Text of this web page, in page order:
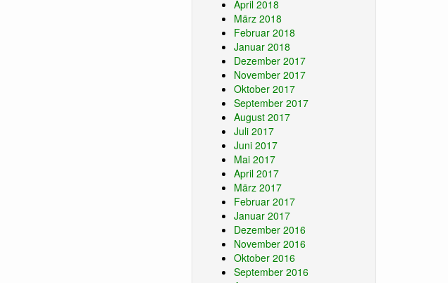
April 2018
März 2018
Februar 2018
Januar 2018
Dezember 2017
November 2017
Oktober 2017
September 2017
August 2017
Juli 2017
Juni 2017
Mai 2017
April 2017
März 2017
Februar 2017
Januar 2017
Dezember 2016
November 2016
Oktober 2016
September 2016